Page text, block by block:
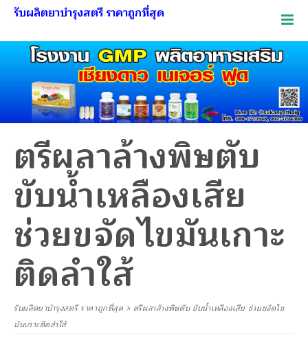
รับผลิตยาบำรุงสตรี ราคาถูกที่สุด
ตรีผลาล้างพิษตับ
ขับน้ำเหลืองเสีย
ช่วยขจัดไขมันเกาะ
ติดลำใส้
รับผลิตยาบำรุงสตรี ราคาถูกที่สุด > ตรีผลาล้างพิษตับ ขับน้ำเหลืองเสีย ช่วยขจัดไข
มันเกาะติดลำใส้